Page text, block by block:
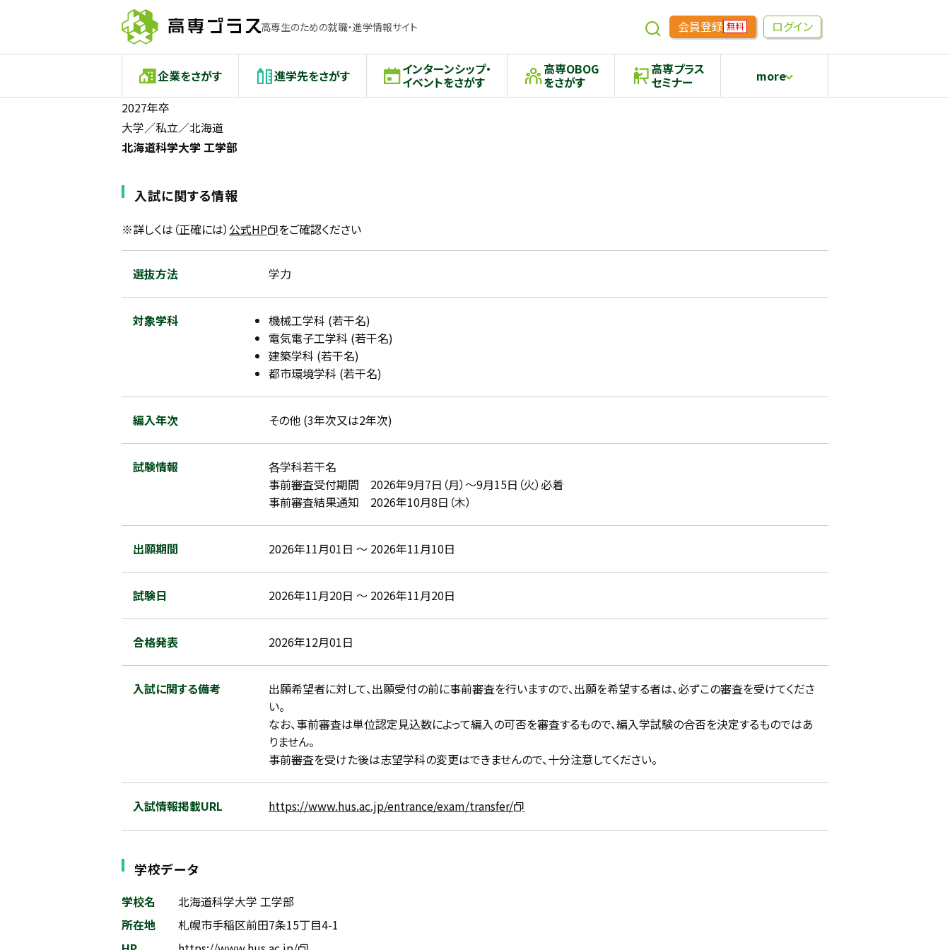
高専生のための就職・進学情報サイト 会員登録 無料 ログイン
企業をさがす 進学先をさがす インターンシップ・
イベントをさがす
高専OBOG
をさがす
高専プラス
セミナー more
2027年卒
大学／私立／北海道
北海道科学大学 工学部
入試に関する情報
※詳しくは（正確には） 公式HP をご確認ください
選抜方法 学力
対象学科
機械工学科 (若干名)
電気電子工学科 (若干名)
建築学科 (若干名)
都市環境学科 (若干名)
編入年次 その他 (3年次又は2年次)
試験情報
各学科若干名
事前審査受付期間 2026年9月7日（月）～9月15日（火）必着
事前審査結果通知 2026年10月8日（木）
出願期間 2026年11月01日 ～ 2026年11月10日
試験日 2026年11月20日 ～ 2026年11月20日
合格発表 2026年12月01日
入試に関する備考
出願希望者に対して、出願受付の前に事前審査を行いますので、出願を希望する者は、必ずこの審査を受けてくださ
い。
なお、事前審査は単位認定見込数によって編入の可否を審査するもので、編入学試験の合否を決定するものではあ
りません。
事前審査を受けた後は志望学科の変更はできませんので、十分注意してください。
入試情報掲載URL https://www.hus.ac.jp/entrance/exam/transfer/
学校データ
学校名
北海道科学大学 工学部
所在地
札幌市手稲区前田7条15丁目4-1